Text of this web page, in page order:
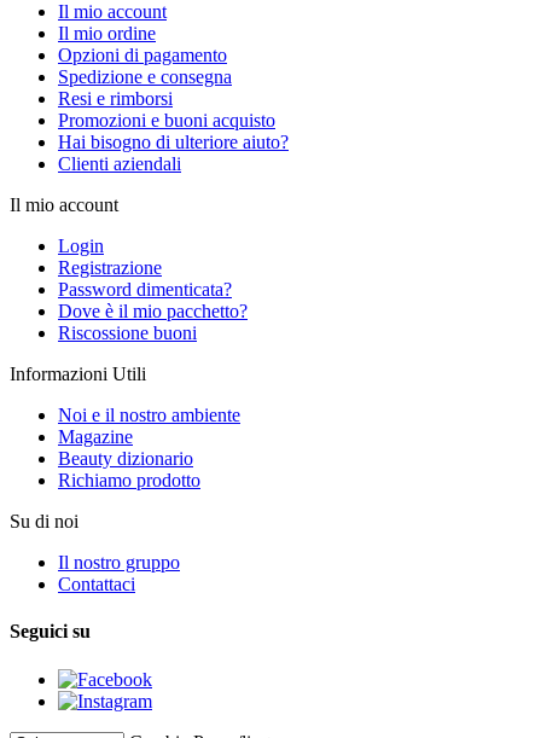
Il mio account
Il mio ordine
Opzioni di pagamento
Spedizione e consegna
Resi e rimborsi
Promozioni e buoni acquisto
Hai bisogno di ulteriore aiuto?
Clienti aziendali
Il mio account
Login
Registrazione
Password dimenticata?
Dove è il mio pacchetto?
Riscossione buoni
Informazioni Utili
Noi e il nostro ambiente
Magazine
Beauty dizionario
Richiamo prodotto
Su di noi
Il nostro gruppo
Contattaci
Seguici su